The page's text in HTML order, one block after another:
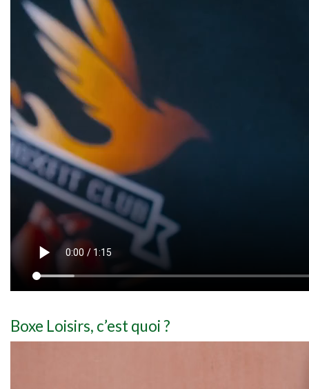
Boxe Loisirs, c’est quoi ?